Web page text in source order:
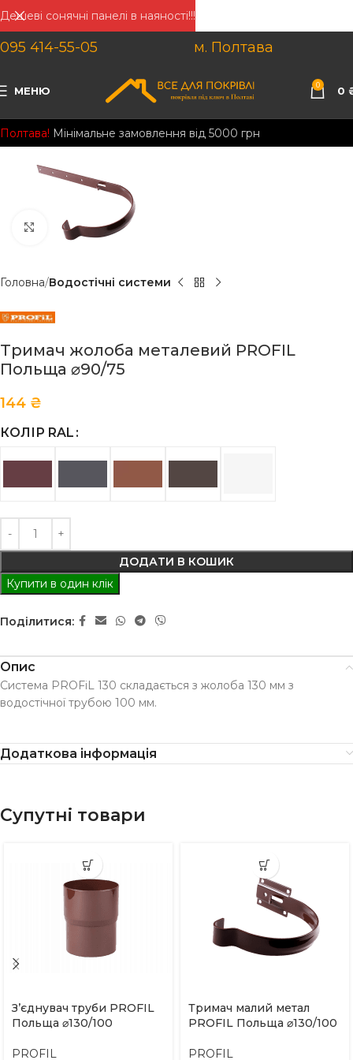
095 414-55-05 м. Полтава
МЕНЮ 0 0
Полтава! Мінімальне замовлення від 5000 грн
Клацніть, щоб збільшити
Головна Водостічні системи
Тримач жолоба металевий PROFIL
Польща ⌀90/75
144 ₴
КОЛІР RAL
ДОДАТИ В КОШИК
Купити в один клік
Поділитися:
Опис
Система PROFiL 130 складається з жолоба 130 мм з
водостічної трубою 100 мм.
Додаткова інформація
Супутні товари
З’єднувач труби PROFIL
Польща ⌀130/100
PROFIL
Тримач малий метал
PROFIL Польща ⌀130/100
PROFIL
Дешеві сонячні панелі в наяності!!!